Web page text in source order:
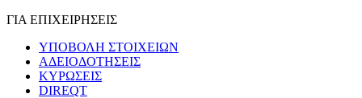
ΓΙΑ ΕΠΙΧΕΙΡΗΣΕΙΣ
ΥΠΟΒΟΛΗ ΣΤΟΙΧΕΙΩΝ
ΑΔΕΙΟΔΟΤΗΣΕΙΣ
ΚΥΡΩΣΕΙΣ
DIREQT